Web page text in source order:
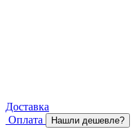
Доставка
Оплата
Нашли дешевле?